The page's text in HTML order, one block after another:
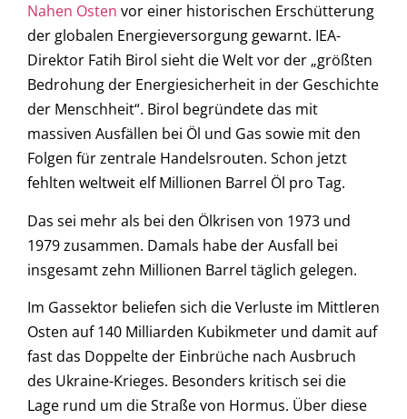
Nahen Osten vor einer historischen Erschütterung
der globalen Energieversorgung gewarnt. IEA-
Direktor Fatih Birol sieht die Welt vor der „größten
Bedrohung der Energiesicherheit in der Geschichte
der Menschheit“. Birol begründete das mit
massiven Ausfällen bei Öl und Gas sowie mit den
Folgen für zentrale Handelsrouten. Schon jetzt
fehlten weltweit elf Millionen Barrel Öl pro Tag.
Das sei mehr als bei den Ölkrisen von 1973 und
1979 zusammen. Damals habe der Ausfall bei
insgesamt zehn Millionen Barrel täglich gelegen.
Im Gassektor beliefen sich die Verluste im Mittleren
Osten auf 140 Milliarden Kubikmeter und damit auf
fast das Doppelte der Einbrüche nach Ausbruch
des Ukraine-Krieges. Besonders kritisch sei die
Lage rund um die Straße von Hormus. Über diese